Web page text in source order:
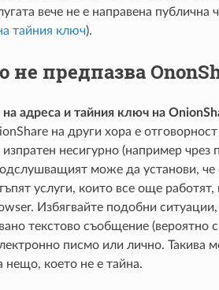
вече не е направена
тайния ключ).
не предпазва
на адреса и тайния ключ на
на други хора е
несигурно (например
може да установи,
услуги, които все още
Избягвайте подобни
текстово съобщение (вероятно
писмо или лично. Такива
нещо, което не е тайна.